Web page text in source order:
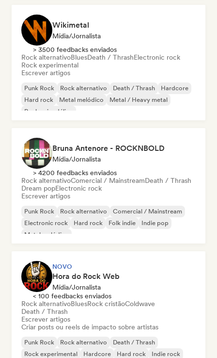
Wikimetal
Mídia/Jornalista
> 3500 feedbacks enviados
Rock alternativoBluesDeath / ThrashElectronic rock
Rock experimental
Escrever artigos
Punk Rock Rock alternativo Death / Thrash
Hardcore
Hard rock
Metal melódico
Metal / Heavy metal
Rock psicodélico
Bruna Antenore - ROCKNBOLD
Mídia/Jornalista
> 4200 feedbacks enviados
Rock alternativoComercial / MainstreamDeath / Thrash
Dream popElectronic rock
Escrever artigos
Punk Rock Rock alternativo
Comercial / Mainstream
Electronic rock
Hard rock Folk indie
Indie pop
Metal melódico
NOVO
Hora do Rock Web
Mídia/Jornalista
< 100 feedbacks enviados
Rock alternativoBluesRock cristãoColdwave
Death / Thrash
Escrever artigos
Criar posts ou reels de impacto sobre artistas
Punk Rock Rock alternativo
Death / Thrash
Rock experimental
Hardcore Hard rock
Indie rock